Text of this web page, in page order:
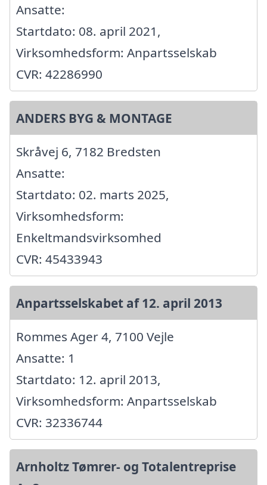
Ansatte:
Startdato: 08. april 2021,
Virksomhedsform: Anpartsselskab
CVR: 42286990
ANDERS BYG & MONTAGE
Skråvej 6, 7182 Bredsten
Ansatte:
Startdato: 02. marts 2025,
Virksomhedsform:
Enkeltmandsvirksomhed
CVR: 45433943
Anpartsselskabet af 12. april 2013
Rommes Ager 4, 7100 Vejle
Ansatte: 1
Startdato: 12. april 2013,
Virksomhedsform: Anpartsselskab
CVR: 32336744
Arnholtz Tømrer- og Totalentreprise